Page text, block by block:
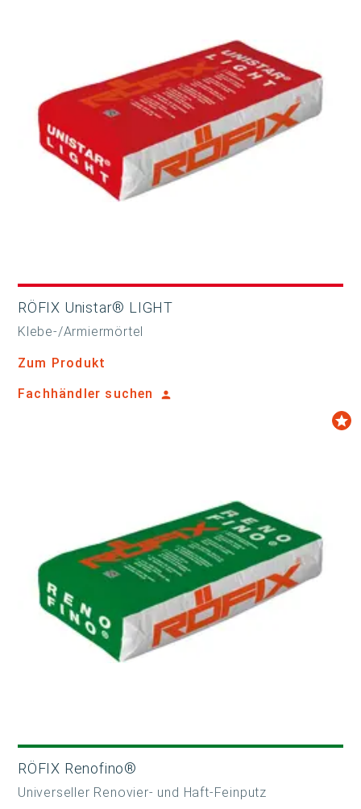
RÖFIX Unistar® LIGHT
Klebe-/Armiermörtel
Zum Produkt
Fachhändler suchen
RÖFIX Renofino®
Universeller Renovier- und Haft-Feinputz